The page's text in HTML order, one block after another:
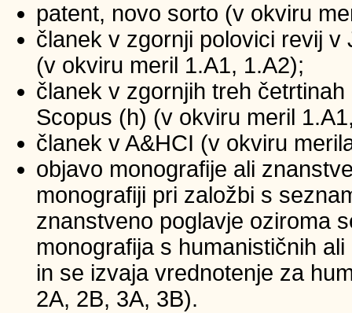
patent, novo sorto (v okviru
članek v zgornji polovici revij
(v okviru meril 1.A1, 1.A2);
članek v zgornjih treh
Scopus (h) (v okviru meril
članek v A&HCI (v okviru
objavo monografije ali
monografiji pri založbi s
znanstveno poglavje oziroma
monografija s humanističnih
in se izvaja vrednotenje za
2A, 2B, 3A, 3B).